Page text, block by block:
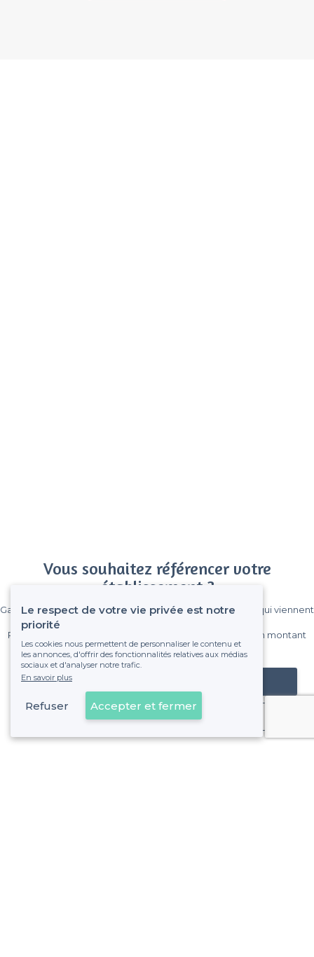
Vous souhaitez référencer votre
établissement ?
Gagnez de nombreux clients parmi le million de visiteurs qui viennent
Pas de commissions et sans engagement, vous payez un montant
fixe sans risque de voir déraper la facture.
Référencer mon établissement
Déjà client
Le respect de votre vie privée est notre
priorité
Les cookies nous permettent de personnaliser le contenu et
les annonces, d'offrir des fonctionnalités relatives aux médias
sociaux et d'analyser notre trafic.
En savoir plus
Refuser Accepter et fermer